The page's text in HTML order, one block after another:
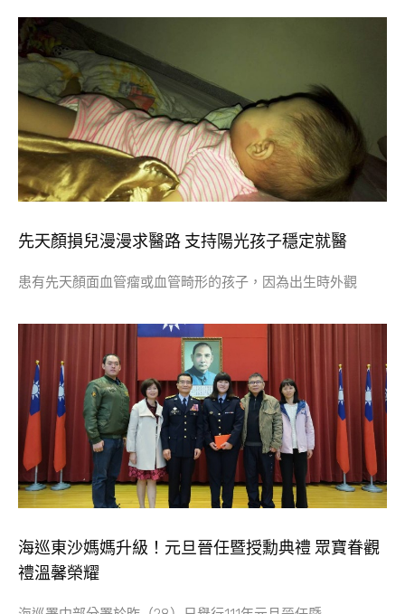
先天顏損兒漫漫求醫路 支持陽光孩子穩定就醫
患有先天顏面血管瘤或血管畸形的孩子，因為出生時外觀
海巡東沙媽媽升級！元旦晉任暨授勳典禮 眾寶眷觀
禮溫馨榮耀